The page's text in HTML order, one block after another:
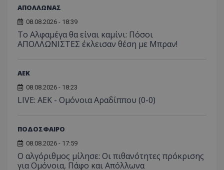
ΑΠΟΛΛΩΝΑΣ
08.08.2026 - 18:39
Το Αλφαμέγα θα είναι καμίνι: Πόσοι
ΑΠΟΛΛΩΝΙΣΤΕΣ έκλεισαν θέση με Μπραν!
ΑEK
08.08.2026 - 18:23
LIVE: ΑΕΚ - Ομόνοια Αραδίππου (0-0)
ΠΟΔΟΣΦΑΙΡΟ
08.08.2026 - 17:59
Ο αλγόριθμος μίλησε: Οι πιθανότητες πρόκρισης
για Ομόνοια, Πάφο και Απόλλωνα